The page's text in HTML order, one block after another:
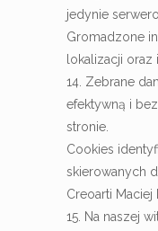
jedynie
Gromadzone
lokalizacji
14. Zebrane
efektywną i
stronie.
Cookies
skierowanych
Creoarti Maciej
15. Na naszej